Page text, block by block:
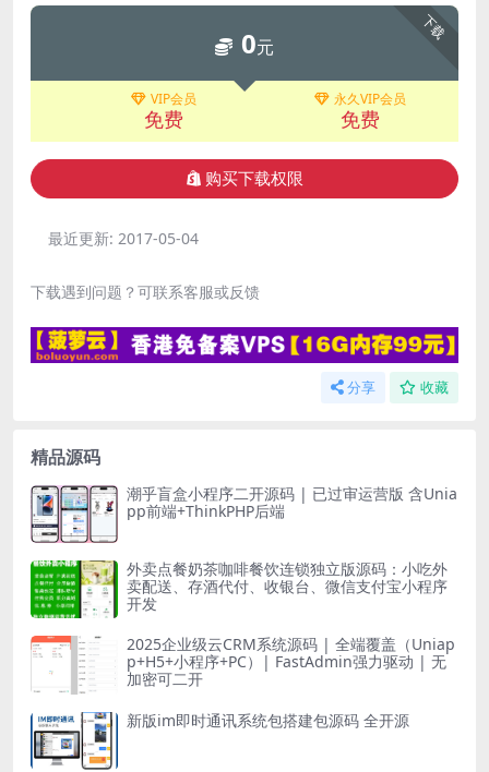
下载
0元
VIP会员
免费
永久VIP会员
免费
购买下载权限
最近更新: 2017-05-04
下载遇到问题？可联系客服或反馈
分享 收藏
精品源码
潮乎盲盒小程序二开源码 | 已过审运营版 含Unia
pp前端+ThinkPHP后端
外卖点餐奶茶咖啡餐饮连锁独立版源码：小吃外
卖配送、存酒代付、收银台、微信支付宝小程序
开发
2025企业级云CRM系统源码 | 全端覆盖（Uniap
p+H5+小程序+PC）| FastAdmin强力驱动 | 无
加密可二开
新版im即时通讯系统包搭建包源码 全开源